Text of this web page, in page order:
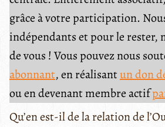
grâce à votre participation.
indépendants et pour le rester,
de vous ! Vous pouvez nous
abonnant, en réalisantun don
ou en devenant membre actif
Qu’en est-il de la relation de